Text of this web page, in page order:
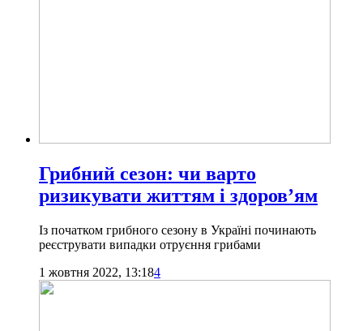
Грибний сезон: чи варто
ризикувати життям і здоров’ям
Із початком грибного сезону в Україні починають
реєструвати випадки отруєння грибами
1 жовтня 2022, 13:184